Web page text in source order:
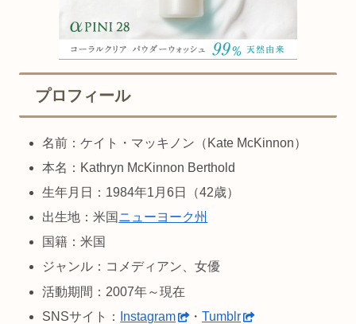
プロフィール
名前：ケイト・マッキノン（Kate McKinnon）
本名：Kathryn McKinnon Berthold
生年月日：1984年1月6日（42歳）
出生地：米国 ニューヨーク州
国籍：米国
ジャンル：コメディアン、女優
活動期間：2007年～現在
SNSサイト：
Instagram ・Tumblr